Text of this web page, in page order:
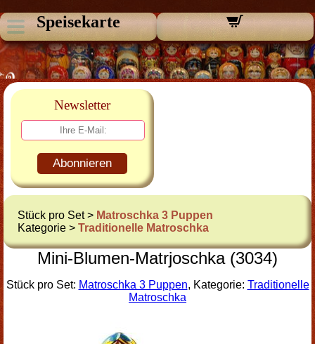
Speisekarte
Newsletter
Abonnieren
Stück pro Set > Matroschka 3 Puppen
Kategorie > Traditionelle Matroschka
Mini-Blumen-Matrjoschka (3034)
Stück pro Set: Matroschka 3 Puppen, Kategorie: Traditionelle
Matroschka